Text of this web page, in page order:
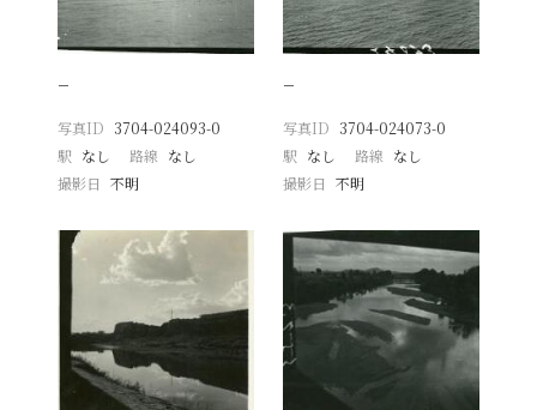
−
写真ID 3704-024093-0
駅 なし 路線 なし
撮影日
不明
−
写真ID 3704-024073-0
駅 なし 路線 なし
撮影日 不明